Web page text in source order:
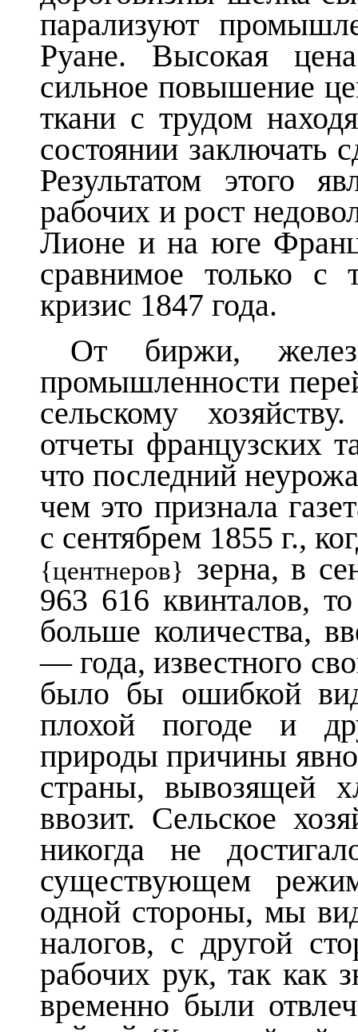
парализуют
Руане. Высокая
сильное повышение
ткани с трудом
состоянии заключать
Результатом этого
рабочих и рост
Лионе и на юге
сравнимое только с
кризис 1847 года.
От биржи,
промышленности
сельскому
отчеты французских
что последний
чем это признала
с сентябрем 1855 г.,
{центнеров} зерна, в
963 616 квинталов,
больше количества,
— года, известного
было бы ошибкой
плохой погоде и
природы причины
страны, вывозящей
ввозит. Сельское
никогда не
существующем
одной стороны, мы
налогов, с другой
рабочих рук, так как
временно были